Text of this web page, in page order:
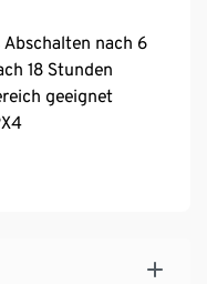
nach 6
18 Stunden
geeignet